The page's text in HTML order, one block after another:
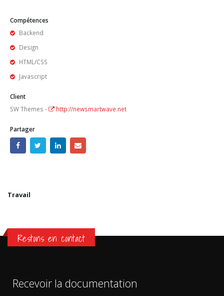
Compétences
Backend
Design
HTML/CSS
Javascript
Client
SW Themes -
http://newsmartwave.net
Partager
Travail
Restons en contact
Recevoir la documentation